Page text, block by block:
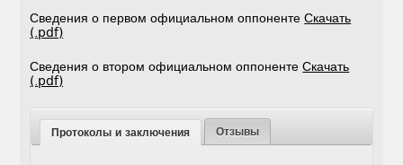
Сведения о первом официальном оппонентеСкачать
(.pdf)
Сведения о втором официальном оппонентеСкачать
(.pdf)
Протоколы и заключения Отзывы